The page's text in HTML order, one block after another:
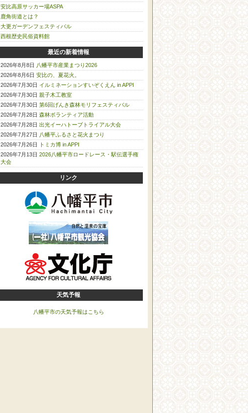
安比高原サッカー場ASPA
鹿角街道とは？
大更ガーデンフェスティバル
西根歴史民俗資料館
最近の新着情報
2026年8月8日 八幡平市産業まつり2026
2026年8月6日 安比の、夏花火。
2026年7月30日 イルミネーションすいぞくえん in APPI
2026年7月30日 親子木工教室
2026年7月30日 第6回げんき森林モリフェスティバル
2026年7月28日 森林ボランティア活動
2026年7月28日 出光イーハトーブトライアル大会
2026年7月27日 八幡平ふるさと花火まつり
2026年7月26日
トミカ博 in APPI
2026年7月13日 2026八幡平市ロードレース・駅伝選手権
大会
リンク
天気予報
八幡平市の天気予報はこちら